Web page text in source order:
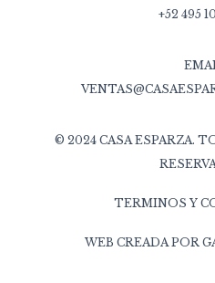
+52 495
© 2024 CASA ESPARZA.
TERMINOS Y
WEB CREADA POR